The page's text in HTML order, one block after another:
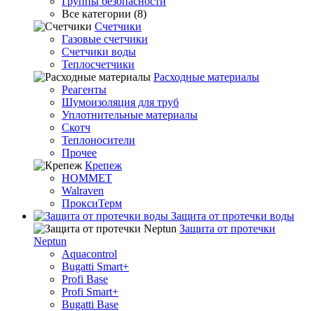
Все категории (8)
Счетчики
Газовые счетчики
Счетчики воды
Теплосчетчики
Расходные материалы
Реагенты
Шумоизоляция для труб
Уплотнительные материалы
Скотч
Теплоносители
Прочее
Крепеж
HOMMET
Walraven
ПроксиТерм
Защита от протечки воды
Защита от протечки
Neptun
Aquacontrol
Bugatti Smart+
Profi Base
Profi Smart+
Bugatti Base